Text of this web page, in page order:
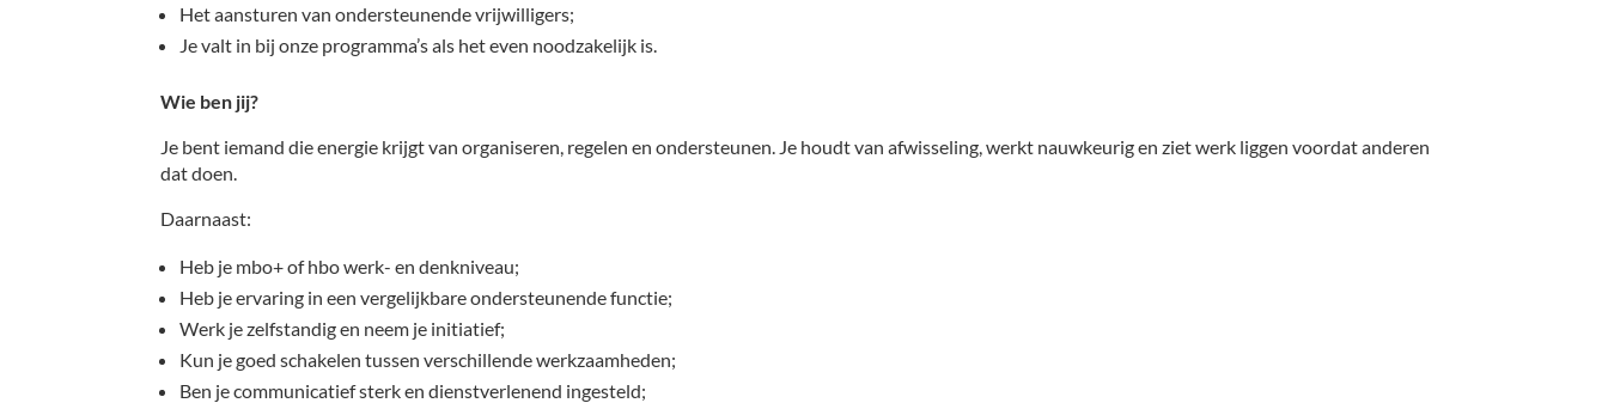
Het aansturen van ondersteunende vrijwilligers;
Je valt in bij onze programma’s als het even noodzakelijk is.
Wie ben jij?
Je bent iemand die energie krijgt van organiseren, regelen en ondersteunen. Je houdt van afwisseling, werkt nauwkeurig en ziet werk liggen voordat anderen
dat doen.
Daarnaast:
Heb je mbo+ of hbo werk- en denkniveau;
Heb je ervaring in een vergelijkbare ondersteunende functie;
Werk je zelfstandig en neem je initiatief;
Kun je goed schakelen tussen verschillende werkzaamheden;
Ben je communicatief sterk en dienstverlenend ingesteld;